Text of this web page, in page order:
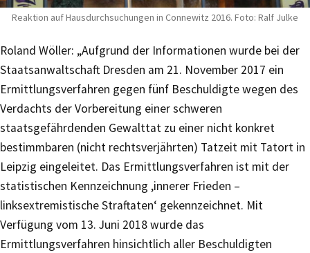
Reaktion auf Hausdurchsuchungen in Connewitz 2016. Foto: Ralf Julke
Roland Wöller: „Aufgrund der Informationen wurde bei der
Staatsanwaltschaft Dresden am 21. November 2017 ein
Ermittlungsverfahren gegen fünf Beschuldigte wegen des
Verdachts der Vorbereitung einer schweren
staatsgefährdenden Gewalttat zu einer nicht konkret
bestimmbaren (nicht rechtsverjährten) Tatzeit mit Tatort in
Leipzig eingeleitet. Das Ermittlungsverfahren ist mit der
statistischen Kennzeichnung ,innerer Frieden –
linksextremistische Straftaten‘ gekennzeichnet. Mit
Verfügung vom 13. Juni 2018 wurde das
Ermittlungsverfahren hinsichtlich aller Beschuldigten